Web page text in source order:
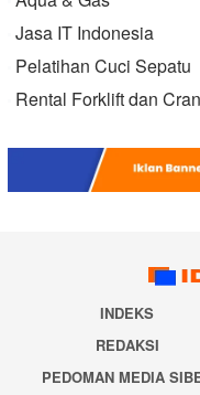
Jasa IT Indonesia
Pelatihan Cuci Sepatu
Rental Forklift dan
INDEKS
REDAKSI
PEDOMAN MEDIA